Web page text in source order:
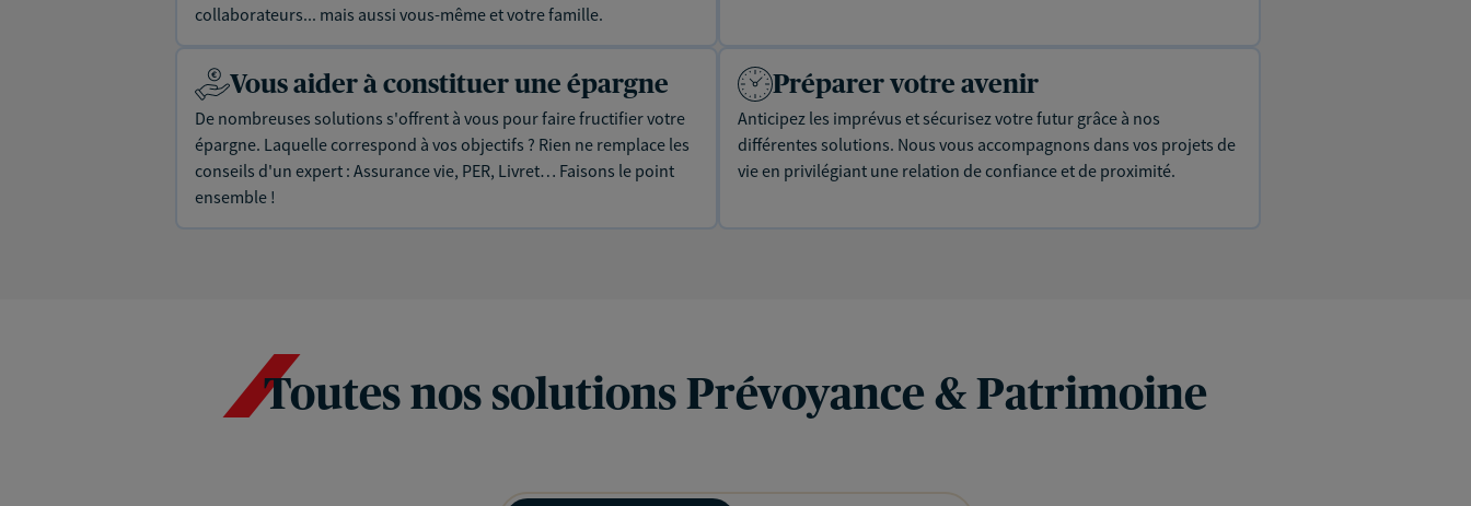
collaborateurs... mais aussi vous-même et votre famille.
Vous aider à constituer une épargne
De nombreuses solutions s'offrent à vous pour faire fructifier votre
épargne. Laquelle correspond à vos objectifs ? Rien ne remplace les
conseils d'un expert : Assurance vie, PER, Livret… Faisons le point
ensemble !
Préparer votre avenir
Anticipez les imprévus et sécurisez votre futur grâce à nos
différentes solutions. Nous vous accompagnons dans vos projets de
vie en privilégiant une relation de confiance et de proximité.
Toutes nos solutions Prévoyance & Patrimoine